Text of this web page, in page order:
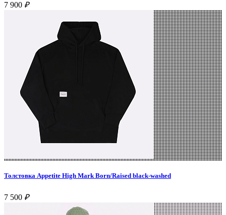
7 900 ₽
Толстовка Appetite High Mark Born/Raised black-washed
7 500 ₽